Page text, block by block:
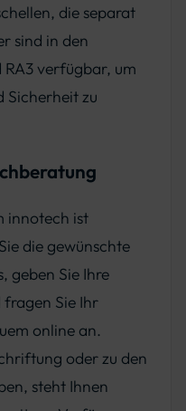
die separat
sind in den
RA3 verfügbar, um
Sicherheit zu
innotech ist
die gewünschte
geben Sie Ihre
fragen Sie Ihr
online an.
oder zu den
steht Ihnen